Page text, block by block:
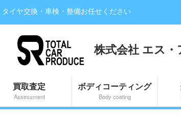
イヤ交換・車検・整備お任せください
株式会社 エス・
買取査定
Assessment
ボディコーティング
Body coating